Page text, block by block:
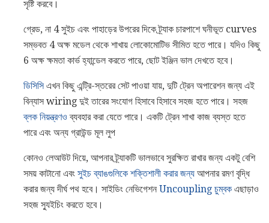
সৃষ্টি করবে।
গ্রেড, না 4 সুইচ এবং পাহাড়ের উপরের দিকে ট্র্যাক চারপাশে ঘনীভূত curves
সম্ভবত 4 অক্ষ মডেল থেকে শাখায় লোকোমোটিভ সীমিত হতে পারে। যদিও কিছু
6 অক্ষ ক্ষমতা কার্ভ হ্যান্ডেল করতে পারে, ছোট ইঞ্জিন ভাল দেখতে হবে।
ডিসিসিএখন কিছু এন্ট্রি-স্তরের সেট পাওয়া যায়, দুটি ট্রেন অপারেশন জন্য এই
বিন্যাস wiring দুই তারের সংযোগ হিসাবে হিসাবে সহজ হতে পারে। সহজ
ব্লক নিয়ন্ত্রণও ব্যবহার করা যেতে পারে। একটি ট্রেন শাখা কাজ ব্যস্ত হতে
পারে এবং অন্য গ্রাউন্ড মূল লুপ
কোনও লেআউট দিয়ে, আপনার ট্র্যাকটি ভালভাবে সুরক্ষিত রাখার জন্য একটু বেশি
সময় কাটানো এবং সুইচ ব্যাঙগুলিকে শক্তিশালী করার জন্য আপনার রমণ বৃদ্ধি
করার জন্য দীর্ঘ পথ হবে। সাইডিং নেভিগেশন Uncoupling চুম্বক এছাড়াও
সহজ স্যুইচিং করতে হবে।